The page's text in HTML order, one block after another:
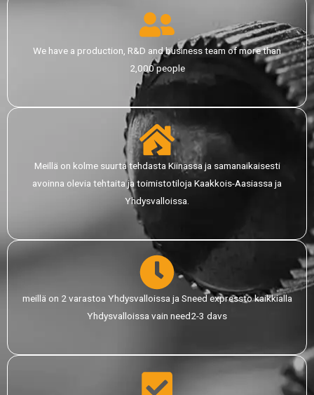
We have a production, R&D and business team of more than
2,000 people
Meillä on kolme suurta tehdasta Kiinassa ja samanaikaisesti
avoinna olevia tehtaita ja toimistotiloja Kaakkois-Aasiassa ja
Yhdysvalloissa.
meillä on 2 varastoa Yhdysvalloissa ja Sneed expressto kaikkialla
Yhdysvalloissa vain need2-3 davs